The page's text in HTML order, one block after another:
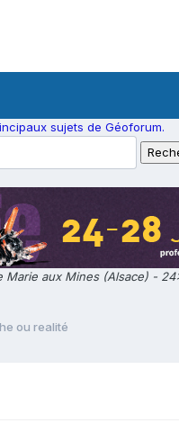
sujets de Géoforum.
Marie aux Mines (Alsace) -
ou realité